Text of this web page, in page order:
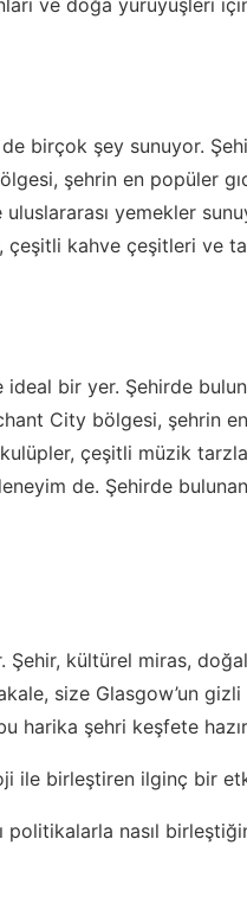
birçok şey sunuyor.
şehrin en popüler
yemekler
çeşitli kahve çeşitleri ve
ideal bir yer. Şehirde
City bölgesi, şehrin
çeşitli müzik
de. Şehirde
kültürel miras,
size Glasgow’un
harika şehri keşfete hazır
ile birleştiren ilginç bir
politikalarla nasıl